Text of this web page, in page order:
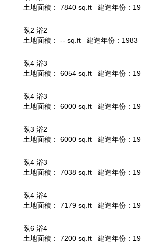
土地面積： 7840 sq.ft
建造年份：
臥2 浴2
土地面積： -- sq.ft
建造年份：1983
臥4 浴3
土地面積： 6054 sq.ft
建造年份：
臥4 浴3
土地面積： 6000 sq.ft
建造年份：
臥3 浴2
土地面積： 6000 sq.ft
建造年份：
臥4 浴3
土地面積： 7038 sq.ft
建造年份：
臥4 浴4
土地面積： 7179 sq.ft
建造年份：
臥6 浴4
土地面積： 7200 sq.ft
建造年份：